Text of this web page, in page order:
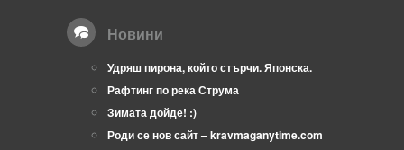
Новини
Удряш пирона, който стърчи. Японска.
Рафтинг по река Струма
Зимата дойде! :)
Роди се нов сайт – kravmaganytime.com